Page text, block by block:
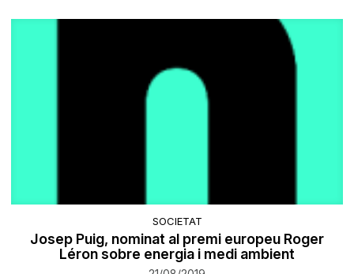
SOCIETAT
Josep Puig, nominat al premi europeu Roger
Léron sobre energia i medi ambient